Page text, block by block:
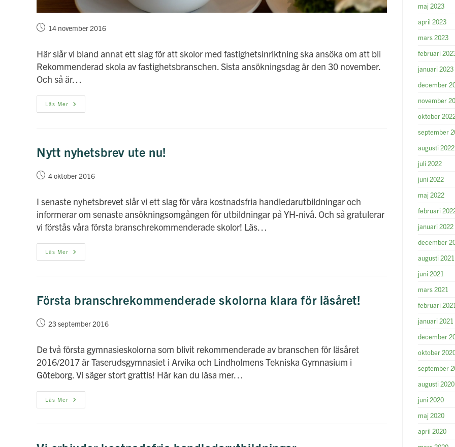
Inlägget14 november 2016
Här slår vi bland annat ett slag för att skolor med fastighetsinriktning ska ansöka om att bli
Rekommenderad skola av fastighetsbranschen. Sista ansökningsdag är den 30 november.
Och så är…
Läs Mer Läs
November
Nytt nyhetsbrev ute nu!
Inlägget4 oktober 2016
I senaste nyhetsbrevet slår vi ett slag för våra kostnadsfria handledarutbildningar och
informerar om senaste ansökningsomgången för utbildningar på YH-nivå. Och så gratulerar
vi förstås våra första branschrekommenderade skolor! Läs…
Läs Mer Nytt
Nyhetsbrev
Första branschrekommenderade skolorna klara för läsåret!
Inlägget23 september 2016
De två första gymnasieskolorna som blivit rekommenderade av branschen för läsåret
2016/2017 är Taserudsgymnasiet i Arvika och Lindholmens Tekniska Gymnasium i
Göteborg. Vi säger stort grattis! Här kan du läsa mer…
Läs Mer Första
Branschrekommenderade
maj 2023
april 2023
mars 2023
februari
januari 2023
december
november
oktober
september
augusti 2022
juli 2022
juni 2022
maj 2022
februari
januari 2022
december
augusti 2021
juni 2021
mars 2021
februari 2021
januari 2021
december
oktober
september
augusti 2020
juni 2020
maj 2020
april 2020